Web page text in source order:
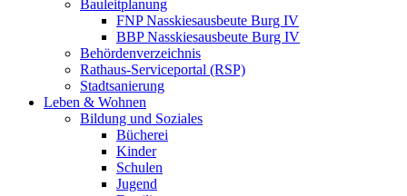
Bauleitplanung
FNP Nasskiesausbeute Burg IV
BBP Nasskiesausbeute Burg IV
Behördenverzeichnis
Rathaus-Serviceportal (RSP)
Stadtsanierung
Leben & Wohnen
Bildung und Soziales
Bücherei
Kinder
Schulen
Jugend